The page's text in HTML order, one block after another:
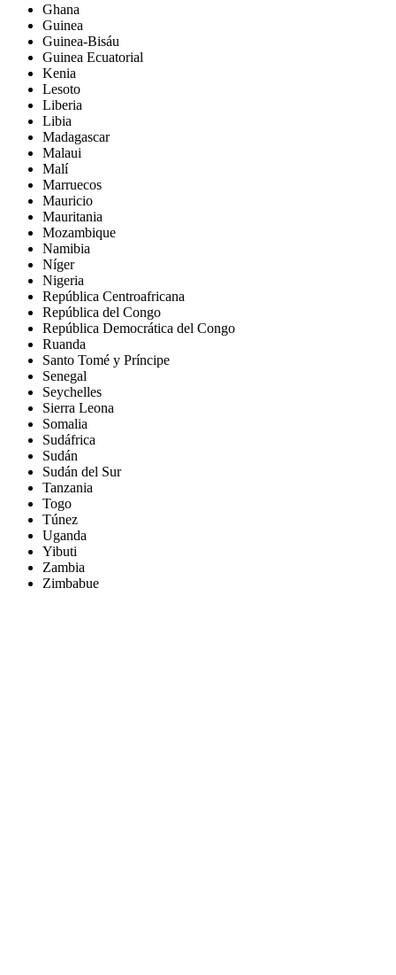
Ghana
Guinea
Guinea-Bisáu
Guinea Ecuatorial
Kenia
Lesoto
Liberia
Libia
Madagascar
Malaui
Malí
Marruecos
Mauricio
Mauritania
Mozambique
Namibia
Níger
Nigeria
República Centroafricana
República del Congo
República Democrática del Congo
Ruanda
Santo Tomé y Príncipe
Senegal
Seychelles
Sierra Leona
Somalia
Sudáfrica
Sudán
Sudán del Sur
Tanzania
Togo
Túnez
Uganda
Yibuti
Zambia
Zimbabue